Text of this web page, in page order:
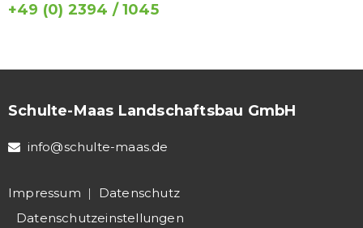
+49 (0) 2394 / 1045
Schulte-Maas Landschaftsbau GmbH
info@schulte-maas.de
Impressum | Datenschutz
Datenschutz­einstellungen